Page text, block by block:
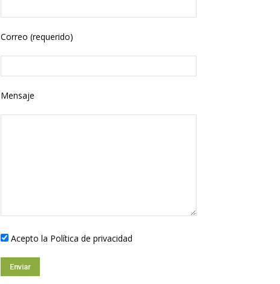
Correo (requerido)
Mensaje
Acepto la Política de privacidad